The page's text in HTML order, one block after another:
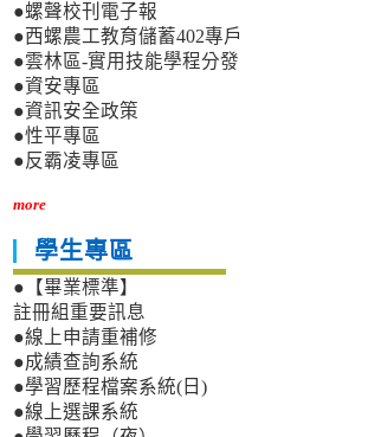
●螺聲校刊電子報
●西螺農工教育儲蓄402專戶
●雲林區-實用技能學程分發
●資安專區
●資訊安全政策
●性平專區
●反霸凌專區
more
學生專區
●【畢業標準】
註冊組重要訊息
●線上申請重補修
●成績查詢系統
●學習歷程檔案系統(日)
●線上選課系統